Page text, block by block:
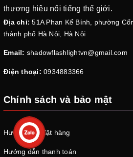
thương hiệu nổi tiếng thế giới.
Địa chỉ: 51A Phan Kế Bính, phường
thành phố Hà Nội, Hà Nội
Email: shadowflashlightvn@gmail.com
Điện thoại: 0934883366
Chính sách và bảo mật
Hướng dẫn đặt hàng
Hướng dẫn thanh toán